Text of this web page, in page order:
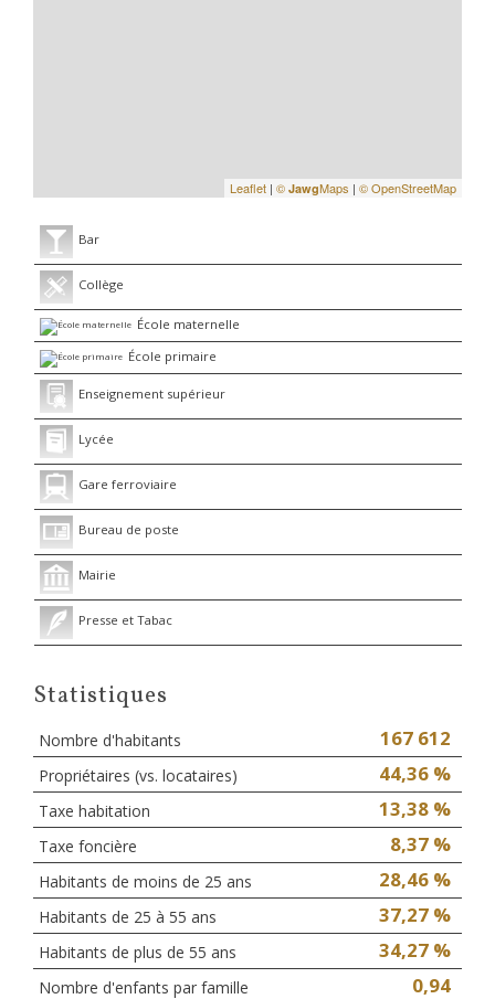
Leaflet | © JawgMaps | © OpenStreetMap
Bar
Collège
École maternelle
École primaire
Enseignement supérieur
Lycée
Gare ferroviaire
Bureau de poste
Mairie
Presse et Tabac
Statistiques
Nombre d'habitants 167 612
Propriétaires (vs. locataires) 44,36 %
Taxe habitation 13,38 %
Taxe foncière 8,37 %
Habitants de moins de 25 ans 28,46 %
Habitants de 25 à 55 ans 37,27 %
Habitants de plus de 55 ans 34,27 %
Nombre d'enfants par famille 0,94